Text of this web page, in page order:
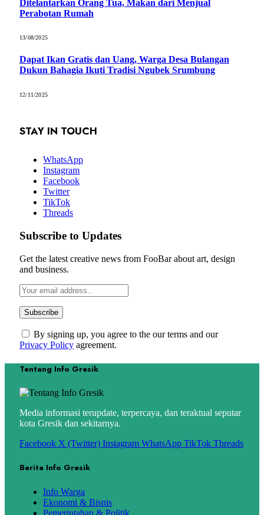
Ditelantarkan Orang Tua, Makan dari Menjual
Perabotan Rumah
13/08/2025
Dapat Ikan Gratis dan Uang, Warga Desa Bulangan
Dukun Bahagia Ikuti Tradisi Ngubek Srumbung
12/11/2025
STAY IN TOUCH
WhatsApp
Instagram
Facebook
Twitter
TikTok
Threads
Subscribe to Updates
Get the latest creative news from FooBar about art, design
and business.
By signing up, you agree to the our terms and our
Privacy Policy agreement.
Tentang Info Gresik
Media informasi terupdate, terpercaya, dan teraktual seputar
kota Gresik dan sekitarnya.
Facebook X (Twitter) Instagram WhatsApp TikTok Threads
Berita Info Gresik
Info Warga
Ekonomi & Bisnis
Pemerintahan & Politik